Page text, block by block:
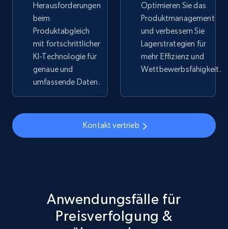
5.4K+ 668+ Jetzt anfangen
TikTok Shop - discover records by shop url
URL, Title, Available, Description, Currency, Initial
price, Final price, Discount percent, and more.
5.4K+ 668+ Jetzt anfangen
info, Stars, Feedbacks, Return policy, and more.
2.5K+ 378+ Jetzt anfangen
Herausforderungen
beim
Produktabgleich
mit fortschrittlicher
KI-Technologie für
genaue und
umfassende Daten.
Optimieren Sie das
Produktmanagement
und verbessern Sie
Lagerstrategien für
mehr Effizienz und
Wettbewerbsfähigkeit.
Kontakt vertrieb
Anwendungsfälle für
Preisverfolgung &